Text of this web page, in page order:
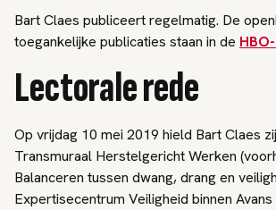
Bart Claes publiceert regelmatig. De
toegankelijke publicaties staan in de
Lectorale rede
Op vrijdag 10 mei 2019 hield Bart Claes
Transmuraal Herstelgericht Werken
Balanceren tussen dwang, drang en
Expertisecentrum Veiligheid binnen